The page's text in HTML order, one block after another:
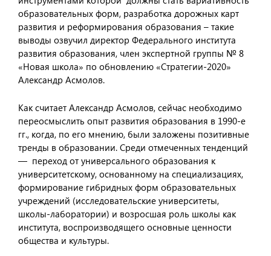
образовательных форм, разработка дорожных карт
развития и реформирования образования – такие
выводы озвучил директор Федерального института
развития образования, член экспертной группы № 8
«Новая школа» по обновлению «Стратегии-2020»
Александр Асмолов.
Как считает Александр Асмолов, сейчас необходимо
переосмыслить опыт развития образования в 1990-е
гг., когда, по его мнению, были заложены позитивные
тренды в образовании. Среди отмеченных тенденций
— переход от универсального образования к
университетскому, основанному на специализациях,
формирование гибридных форм образовательных
учреждений (исследовательские университеты,
школы-лаборатории) и возросшая роль школы как
института, воспроизводящего основные ценности
общества и культуры.